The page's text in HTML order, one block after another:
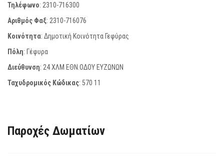
Τηλέφωνο: 2310-716300
Αριθμός Φαξ: 2310-716076
Κοινότητα: Δημοτική Κοινότητα Γεφύρας
Πόλη: Γέφυρα
Διεύθυνση: 24 ΧΛΜ ΕΘΝ.ΟΔΟΥ ΕΥΖΩΝΩΝ
Ταχυδρομικός Κώδικας: 570 11
Παροχές Δωματίων